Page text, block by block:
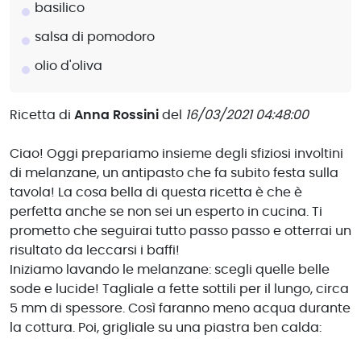
Ricetta di Anna Rossini del 16/03/2021 04:48:00
Ciao! Oggi prepariamo insieme degli sfiziosi involtini
di melanzane, un antipasto che fa subito festa sulla
tavola! La cosa bella di questa ricetta è che è
perfetta anche se non sei un esperto in cucina. Ti
prometto che seguirai tutto passo passo e otterrai un
risultato da leccarsi i baffi!
Iniziamo lavando le melanzane: scegli quelle belle
sode e lucide! Tagliale a fette sottili per il lungo, circa
5 mm di spessore. Così faranno meno acqua durante
la cottura. Poi, grigliale su una piastra ben calda:
basilico
salsa di pomodoro
olio d'oliva